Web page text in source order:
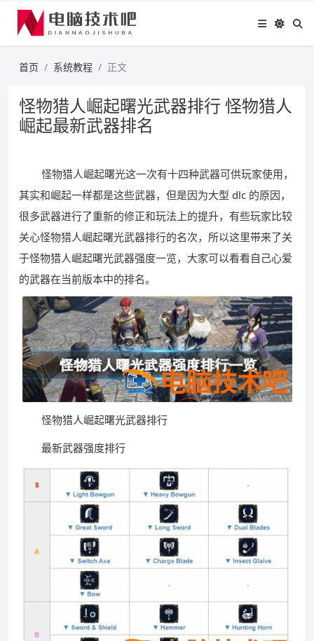
首页 系统教程 正文
怪物猎人崛起曙光武器排行 怪物猎人
崛起最新武器排名
怪物猎人崛起曙光这一次有十四种武器可供玩家使用，
其实和崛起一样都是这些武器，但是因为大型 dlc 的原因，
很多武器进行了重新的修正和玩法上的提升，有些玩家比较
关心怪物猎人崛起曙光武器排行的名次，所以这里带来了关
于怪物猎人崛起曙光武器强度一览，大家可以看看自己心爱
的武器在当前版本中的排名。
怪物猎人崛起曙光武器排行
最新武器强度排行